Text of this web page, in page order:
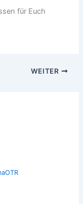
für Euch
WEITER